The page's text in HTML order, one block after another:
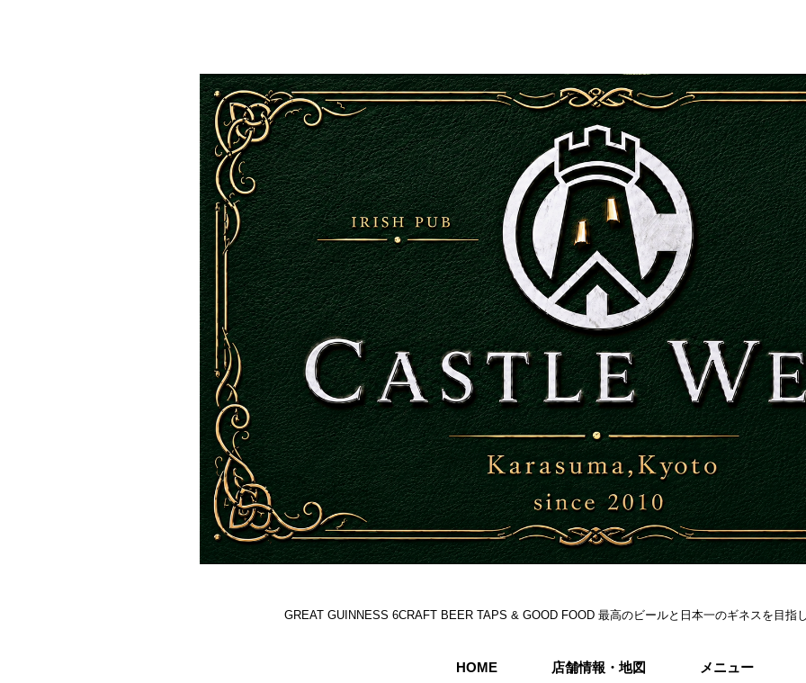
GREAT GUINNESS 6CRAFT BEER TAPS & GOOD FOOD 最高のビールと日本一のギネスを目指
HOME 店舗情報・地図 メニュー